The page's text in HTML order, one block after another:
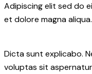
Adipiscing elit sed do
et dolore magna aliqua.
Dicta sunt explicabo.
voluptas sit